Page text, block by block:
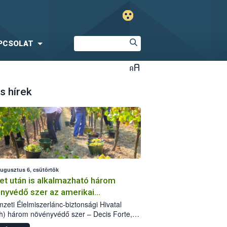
hírek
6, csütörtök
után is alkalmazható három
szer az amerikai
ellen
Élelmiszerlánc-biztonsági Hivatal
három növényvédő szer – Decis Forte,
24 EW, Oroganic – engedélyokiratát